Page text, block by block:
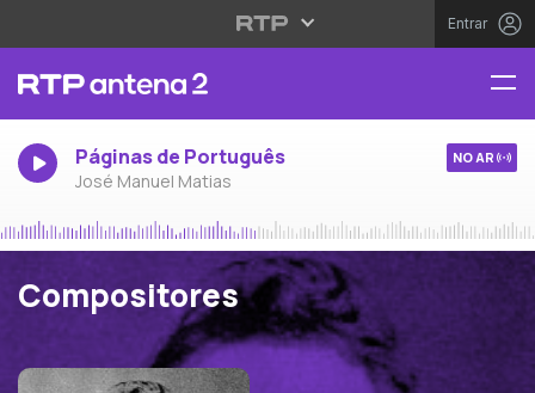
Entrar
Páginas de Português
José Manuel Matias
NO AR
Compositores